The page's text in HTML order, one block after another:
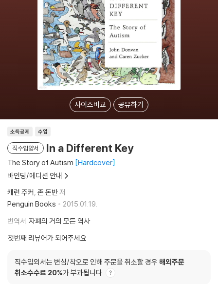
사이즈비교 공유하기
소득공제 수입
직수입양서 In a Different Key
The Story of Autism Hardcover
바인딩/에디션 안내
캐런 주커 존 돈반저
Penguin Books
2015.01.19.
번역서 자폐의 거의 모든 역사
첫번째 리뷰어가 되어주세요
직수입외서는 변심/착오로 인해 주문을 취소할 경우 해외주문
취소수수료 20%가 부과됩니다.